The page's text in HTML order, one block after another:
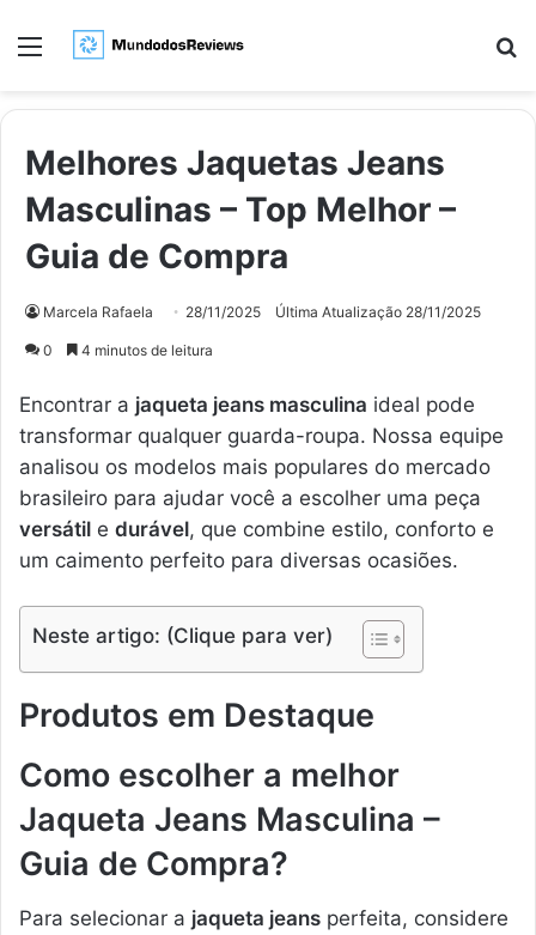
Menu
Melhores Jaquetas Jeans
Masculinas – Top Melhor –
Guia de Compra
Marcela Rafaela 28/11/2025 Última Atualização 28/11/2025
0 4 minutos de leitura
Encontrar a jaqueta jeans masculina ideal pode
transformar qualquer guarda-roupa. Nossa equipe
analisou os modelos mais populares do mercado
brasileiro para ajudar você a escolher uma peça
versátil e durável, que combine estilo, conforto e
um caimento perfeito para diversas ocasiões.
Neste artigo: (Clique para ver)
Produtos em Destaque
Como escolher a melhor
Jaqueta Jeans Masculina –
Guia de Compra?
Para selecionar a jaqueta jeans perfeita, considere